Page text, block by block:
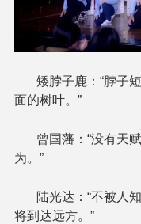
矮脖子鹿：“脖子
面的树叶。”
曾国藩：“没有天
为。”
陆光达：“不被人
将到达远方。”